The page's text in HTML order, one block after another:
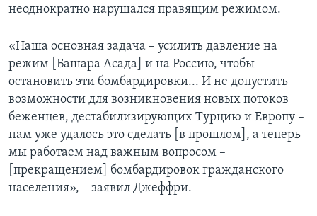
неоднократно нарушался правящим режимом.
«Наша основная задача – усилить давление на
режим [Башара Асада] и на Россию, чтобы
остановить эти бомбардировки... И не допустить
возможности для возникновения новых потоков
беженцев, дестабилизирующих Турцию и Европу –
нам уже удалось это сделать [в прошлом], а теперь
мы работаем над важным вопросом –
[прекращением] бомбардировок гражданского
населения», – заявил Джеффри.